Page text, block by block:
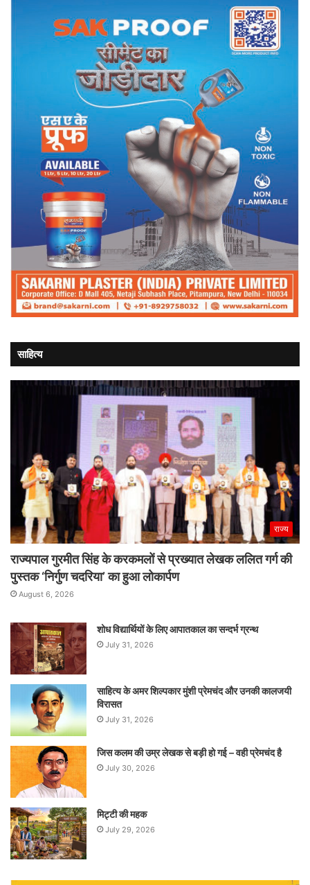
साहित्य
राज्य
राज्यपाल गुरमीत सिंह के करकमलों से प्रख्यात लेखक ललित गर्ग की
पुस्तक ‘निर्गुण चदरिया’ का हुआ लोकार्पण
August 6, 2026
शोध विद्यार्थियों के लिए आपातकाल का सन्दर्भ ग्रन्थ
July 31, 2026
साहित्य के अमर शिल्पकार मुंशी प्रेमचंद और उनकी कालजयी
विरासत
July 31, 2026
जिस कलम की उम्र लेखक से बड़ी हो गई – वही प्रेमचंद है
July 30, 2026
मिट्टी की महक
July 29, 2026